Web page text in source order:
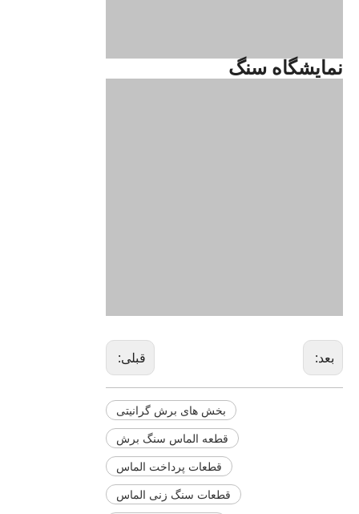
نمایشگاه سنگ
قبلی: بعد:
بخش های برش گرانیتی
قطعه الماس سنگ برش
قطعات پرداخت الماس
قطعات سنگ زنی الماس